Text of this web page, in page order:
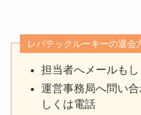
レバテックルーキーの退会
担当者へメールも
運営事務局へ問い
しくは電話